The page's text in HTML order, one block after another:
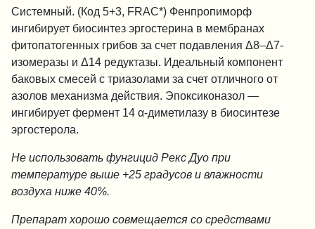
Системный. (Код 5+3, FRAC*) Фенпропиморф
ингибирует биосинтез эргостерина в мембранах
фитопатогенных грибов за счет подавления Δ8–Δ7-
изомеразы и Δ14 редуктазы. Идеальный компонент
баковых смесей с триазолами за счет отличного от
азолов механизма действия. Эпоксиконазол —
ингибирует фермент 14 α-диметилазу в биосинтезе
эргостерола.
Не использовать фунгицид Рекс Дуо при
температуре выше +25 градусов и влажности
воздуха ниже 40%.
Препарат хорошо совмещается со средствами